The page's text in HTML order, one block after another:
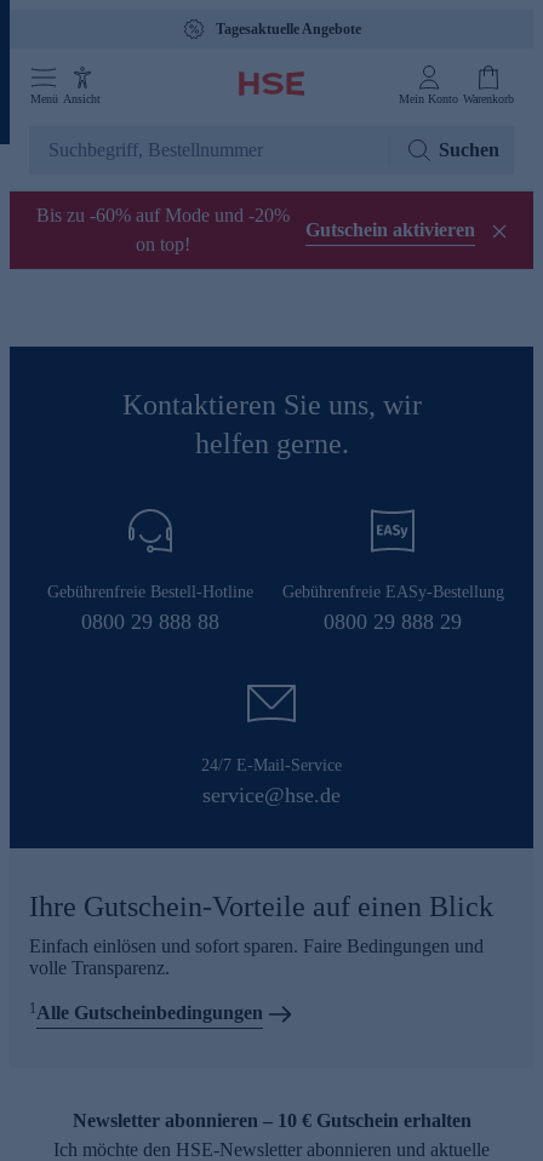
Tagesaktuelle Angebote
Menü Ansicht Mein Konto Warenkorb
Suchen
Bis zu -60% auf Mode und -20%
on top!
Gutschein aktivieren
Kontaktieren Sie uns, wir
helfen gerne.
Gebührenfreie Bestell-Hotline
0800 29 888 88
Gebührenfreie EASy-Bestellung
0800 29 888 29
24/7 E-Mail-Service
service@hse.de
Ihre Gutschein-Vorteile auf einen Blick
Einfach einlösen und sofort sparen. Faire Bedingungen und
volle Transparenz.
1Alle Gutscheinbedingungen
Newsletter abonnieren – 10 € Gutschein erhalten
Ich möchte den HSE-Newsletter abonnieren und aktuelle